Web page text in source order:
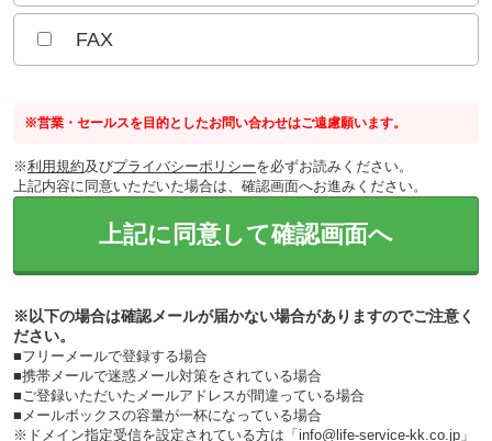
FAX
※営業・セールスを目的としたお問い合わせはご遠慮願います。
※利用規約及びプライバシーポリシーを必ずお読みください。
上記内容に同意いただいた場合は、確認画面へお進みください。
上記に同意して確認画面へ
※以下の場合は確認メールが届かない場合がありますのでご注意く
ださい。
■フリーメールで登録する場合
■携帯メールで迷惑メール対策をされている場合
■ご登録いただいたメールアドレスが間違っている場合
■メールボックスの容量が一杯になっている場合
※ドメイン指定受信を設定されている方は「info@life-service-kk.co.jp」